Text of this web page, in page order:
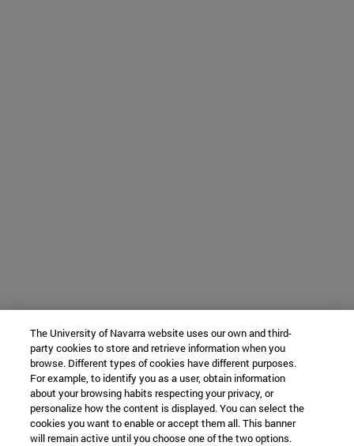
The University of Navarra website uses our own and third-
party cookies to store and retrieve information when you
browse. Different types of cookies have different purposes.
For example, to identify you as a user, obtain information
about your browsing habits respecting your privacy, or
personalize how the content is displayed. You can select the
cookies you want to enable or accept them all. This banner
will remain active until you choose one of the two options.